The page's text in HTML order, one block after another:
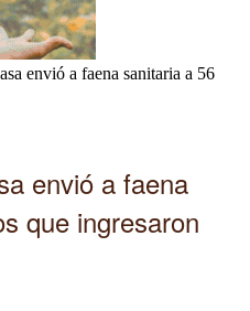
envió a faena sanitaria a 56
envió a faena
que ingresaron